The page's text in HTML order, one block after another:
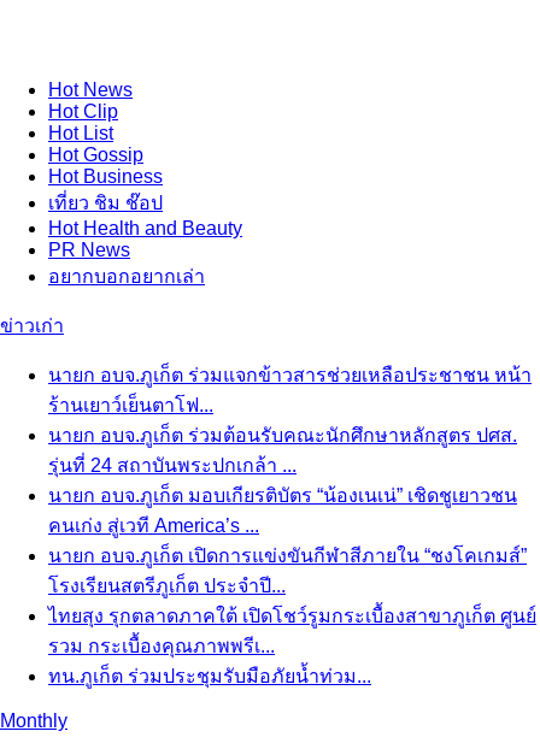
HotNews
HotClip
HotList
HotGossip
HotBusiness
เที่ยว ชิม ช๊อป
HotHealth and Beauty
PR News
อยากบอกอยากเล่า
ข่าวเก่า
นายก อบจ.ภูเก็ต ร่วมแจกข้าวสารช่วยเหลือประชาชน หน้า
ร้านเยาว์เย็นตาโฟ...
นายก อบจ.ภูเก็ต ร่วมต้อนรับคณะนักศึกษาหลักสูตร ปศส.
รุ่นที่ 24 สถาบันพระปกเกล้า ...
นายก อบจ.ภูเก็ต มอบเกียรติบัตร “น้องเนเน่” เชิดชูเยาวชน
คนเก่ง สู่เวที America’s ...
นายก อบจ.ภูเก็ต เปิดการแข่งขันกีฬาสีภายใน “ชงโคเกมส์”
โรงเรียนสตรีภูเก็ต ประจำปี...
ไทยสุง รุกตลาดภาคใต้ เปิดโชว์รูมกระเบื้องสาขาภูเก็ต ศูนย์
รวม กระเบื้องคุณภาพพรีเ...
ทน.ภูเก็ต ร่วมประชุมรับมือภัยน้ำท่วม...
Monthly